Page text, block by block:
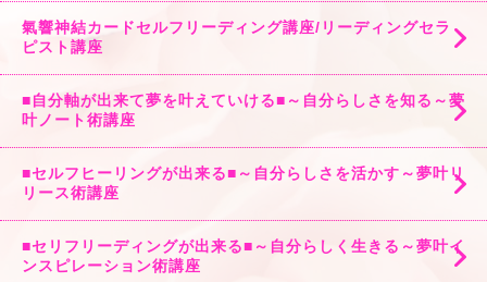
氣響神結カードセルフリーディング講座/リーディングセラ
ピスト講座
■自分軸が出来て夢を叶えていける■～自分らしさを知る～夢
叶ノート術講座
■セルフヒーリングが出来る■～自分らしさを活かす～夢叶リ
リース術講座
■セリフリーディングが出来る■～自分らしく生きる～夢叶イ
ンスピレーション術講座